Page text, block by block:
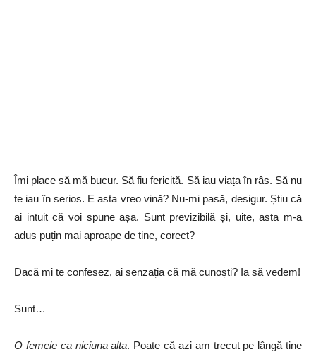
Îmi place să mă bucur. Să fiu fericită. Să iau viața în râs. Să nu
te iau în serios. E asta vreo vină? Nu-mi pasă, desigur. Știu că
ai intuit că voi spune așa. Sunt previzibilă și, uite, asta m-a
adus puțin mai aproape de tine, corect?
Dacă mi te confesez, ai senzația că mă cunoști? Ia să vedem!
Sunt…
O femeie ca niciuna alta. Poate că azi am trecut pe lângă tine